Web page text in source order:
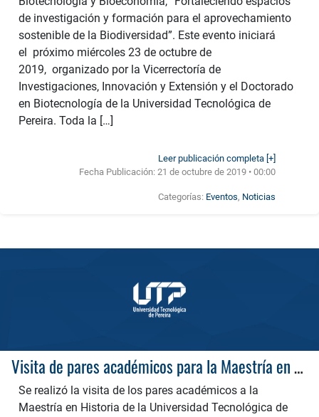
de investigación y formación para el aprovechamiento
sostenible de la Biodiversidad”. Este evento iniciará
el próximo miércoles 23 de octubre de
2019, organizado por la Vicerrectoría de
Investigaciones, Innovación y Extensión y el Doctorado
en Biotecnología de la Universidad Tecnológica de
Pereira. Toda la […]
Leer publicación completa [+]
Fecha Publicación:21 de octubre de 2019 • 00:00
Categorías: Eventos, Noticias
Visita de pares académicos para la Maestría en Historia.
Se realizó la visita de los pares académicos a la
Maestría en Historia de la Universidad Tecnológica de